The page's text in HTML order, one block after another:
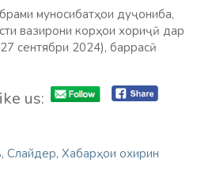
муносибатҳои дуҷониба,
вазирони корҳои хориҷӣ дар
сентябри 2024), баррасӣ
us:
, Слайдер, Хабарҳои охирин